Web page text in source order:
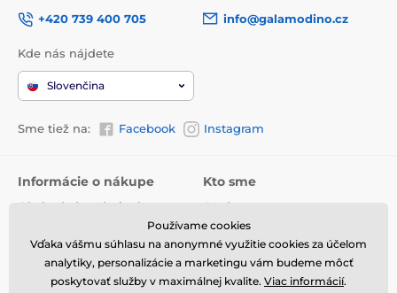
+420 739 400 705
info@galamodino.cz
Kde nás nájdete
Slovenčina
Sme tiež na: Facebook Instagram
Informácie o nákupe
Obchodné podmienky
Vrátenie tovaru a reklamácie
Online vrátenie a reklamácia
Kto sme
O nás
Kontaktné údaje
Ochrana osobných údajov
Spolupráca s Galamodino
Používame cookies
Vďaka vášmu súhlasu na anonymné využitie cookies za účelom
analytiky, personalizácie a marketingu vám budeme môcť
poskytovať služby v maximálnej kvalite. Viac informácií.